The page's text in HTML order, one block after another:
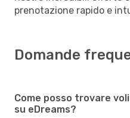
prenotazione rapido e
Domande
Come posso trovare
su eDreams?